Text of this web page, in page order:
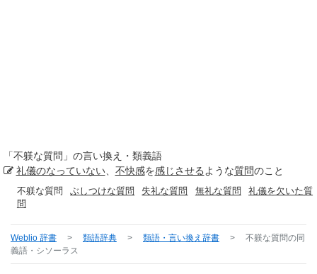
「不躾な質問 」の言い換え・類義語
礼儀のなっていない、 不快感を感じさせる ような質問のこと
不躾な質問 ぶしつけな質問 失礼な質問 無礼な質問
礼儀を欠いた質
問
Weblio 辞書 > 類語辞典 > 類語・言い換え辞書 > 不躾な質問の同
義語・シソーラス